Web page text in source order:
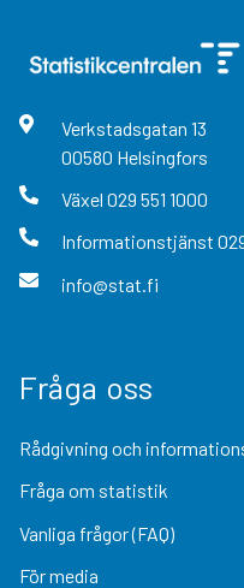
Verkstadsgatan 13
00580 Helsingfors
Växel 029 551 1000
Informationstjänst
info@stat.fi
Fråga oss
Rådgivning och
Fråga om statistik
Vanliga frågor (FAQ)
För media